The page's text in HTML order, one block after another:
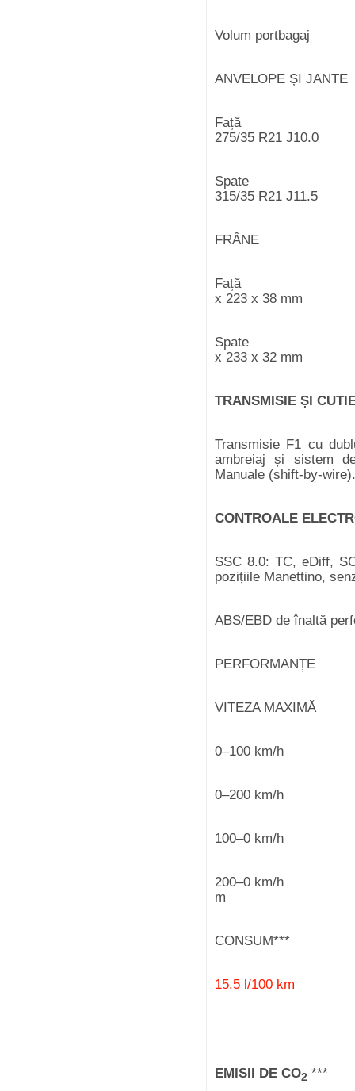
Volum
ANVELOPE ȘI JANTE
275/35 R21 J10.0
315/35 R21 J11.5
FRÂNE
x 223 x 38 mm
x 233 x 32 mm
TRANSMISIE ȘI
Transmisie F1 cu
ambreiaj și sistem
Manuale (shift-by-wire).
CONTROALE
SSC 8.0: TC, eDiff,
pozițiile Manettino,
ABS/EBD de înaltă
PERFORMANȚE
VITEZA MAXIMĂ
m
CONSUM***
15.5 l/100 km
EMISII DE CO2 ***